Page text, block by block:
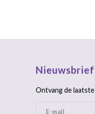
Nieuwsbrief
Ontvang de laatste